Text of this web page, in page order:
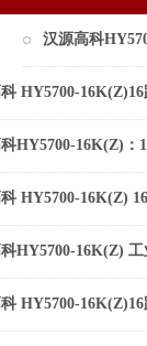
汉源高科
HY5700-
HY5700-16K(Z)
HY5700-16K(Z)
HY5700-16K(Z)
HY5700-